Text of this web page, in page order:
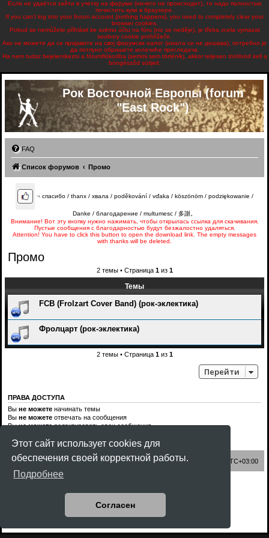
Этот сайт использует cookies для
обеспечения своей корректной работы.
Подробнее
Согласен
Если не удаётся зайти в учетку на форуме (ничего не происходит), то надо полностью
почистить куки в браузере.
If you can't log into your forum account (nothing happens), you need to completely clear your
browser cookies.
Pokud se nemůžete přihlásit ke svému účtu na fóru (nic se neděje), je třeba zcela vymazat
soubory cookie prohlížeče.
Ако не можете да се пријавите на свој форумски налог (ништа се не дешава), потребно је
да потпуно обришете колачиће прегледача.
Ha nem tudsz bejelentkezni a fórumfiókodba (semmi sem történik), akkor teljesen törölnöd kell a
böngésződ sütijeit.
Рок Восточной Европы (forum
"East Rock")
FAQ
Список форумов Промо
¬ спасибо / thanx / хвала / poděkování / vďaka / köszönöm / podziękowanie /
Danke / благодарение / multumesc / 多謝。
Внимание! Вот эту кнопку нужно нажимать, чтобы открылась ссылка для скачивания.
Пустые сообщения с благодарностью будут безжалостно удаляться.
Attention! You have to click this button to open the download link. The empty messages
with thanks will be deleted.
Промо
2 темы • Страница 1из 1
Темы
FCB (Frolzart Cover Band) (рок-эклектика)
Фролцарт (рок-эклектика)
2 темы • Страница 1из 1
Перейти
ПРАВА ДОСТУПА
Вы не можете начинать темы
Вы не можете отвечать на сообщения
Выне можетередактировать свои сообщения
Выне можетедобавлять вложения
Список форумов Часовой пояс: UTC+03:00
StyleRock'n Rollported 3.3 byphpBB Spain
Русская поддержка phpBB
Правила